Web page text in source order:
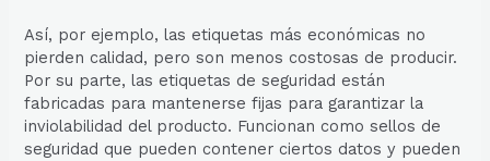
Así, por ejemplo, las etiquetas más económicas no
pierden calidad, pero son menos costosas de producir.
Por su parte, las etiquetas de seguridad están
fabricadas para mantenerse fijas para garantizar la
inviolabilidad del producto. Funcionan como sellos de
seguridad que pueden contener ciertos datos y pueden